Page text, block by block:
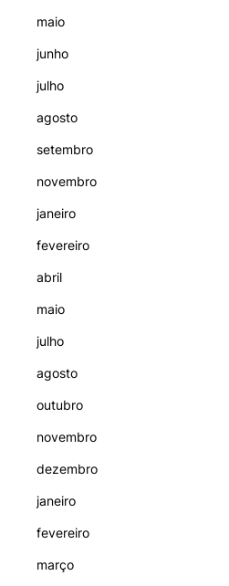
maio
junho
julho
agosto
setembro
novembro
janeiro
fevereiro
abril
maio
julho
agosto
outubro
novembro
dezembro
janeiro
fevereiro
março